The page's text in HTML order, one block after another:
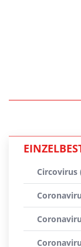
Circovirus